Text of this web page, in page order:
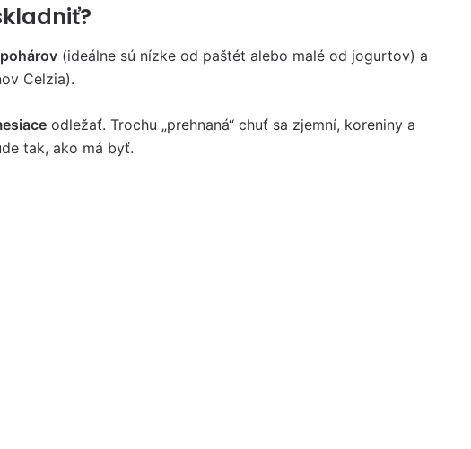
(ideálne sú nízke od paštét alebo malé od jogurtov) a
Celzia).
odležať. Trochu „prehnaná“ chuť sa zjemní, koreniny a
tak, ako má byť.